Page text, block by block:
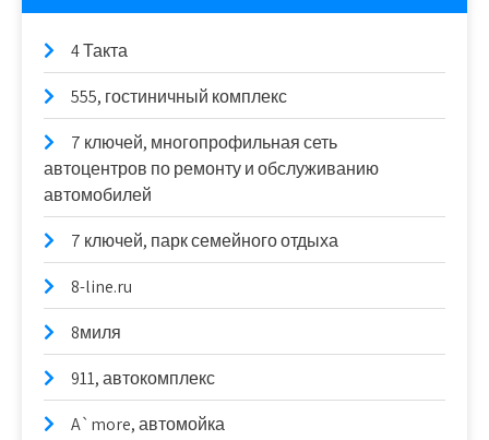
4 Такта
555, гостиничный комплекс
7 ключей, многопрофильная сеть
автоцентров по ремонту и обслуживанию
автомобилей
7 ключей, парк семейного отдыха
8-line.ru
8миля
911, автокомплекс
A`more, автомойка